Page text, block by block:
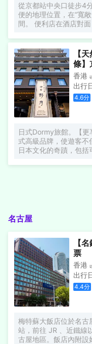
從京都站中央口徒步4
便的地理位置，在“寬
間。 便利店在酒店對
更深地享受今天的京都
【
條】
香港
出行
4.6分
日式Dormy旅館。【
式高級品牌，使遊客不
日本文化的奇蹟，包括
菜。我們提供各種精
商務酒店特有的便利
名古屋
【名
票
香港
出行
4.4分
梅特蘇大飯店位於名古
站，前往 JR 、近鐵線
古屋地區。飯店內附設